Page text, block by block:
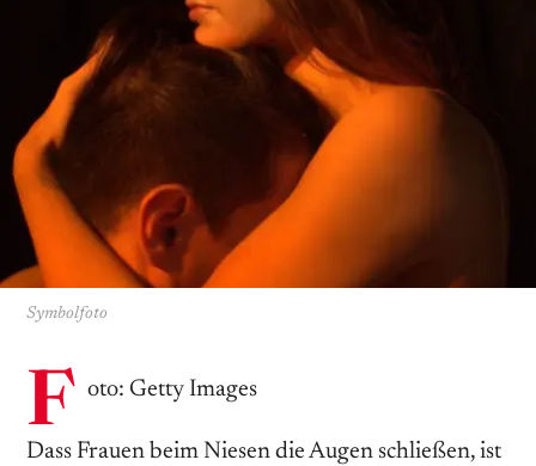
Symbolfoto
F oto: Getty Images
Dass Frauen beim Niesen die Augen schließen, ist